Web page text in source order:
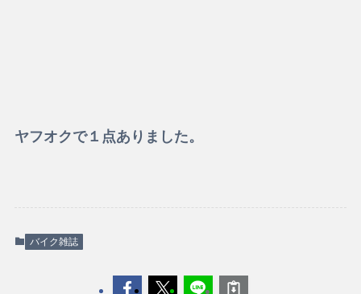
ヤフオクで１点ありました。
バイク雑誌